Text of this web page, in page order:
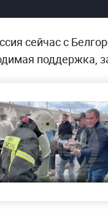
сейчас с
поддержка,